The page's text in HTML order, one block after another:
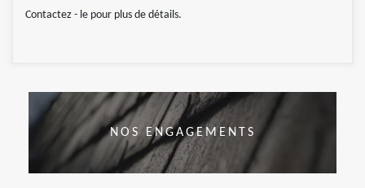
Contactez - le pour plus de détails.
NOS ENGAGEMENTS